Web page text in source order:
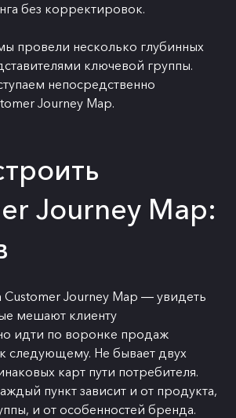
без корректировок.
провели несколько глубинных
ключевой группы.
непосредственно
Journey Map.
Journey Map:
Customer Journey Map ― увидеть
мешают клиенту
идти по воронке продаж
следующему. Не бывает двух
карт пути потребителя.
пункт зависит и от продукта,
и от особенностей бренда.